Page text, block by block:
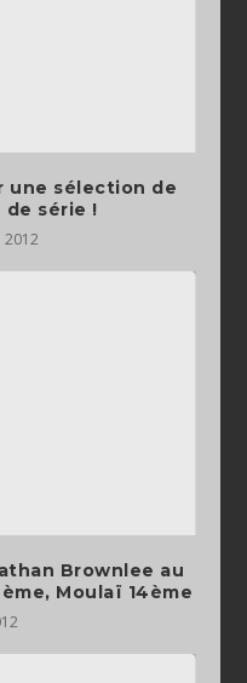
une sélection de
série !
2012
Brownlee au
Moulaï 14ème